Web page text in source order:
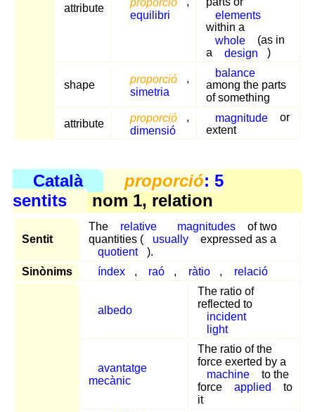
attribute
equilibri
elements
within a
whole
(as in
a
design )
shape
proporció
,
simetria
balance
among the parts
of something
attribute
proporció
,
dimensió
magnitude
or
extent
Català proporció: 5
sentits
nom 1, relation
Sentit
The relative magnitudes
of two
quantities (
usually
expressed as a
quotient
).
Sinònims
índex , raó , ràtio , relació
albedo
The ratio of
reflected to
incident
light
avantatge
mecànic
The ratio of the
force exerted by a
machine
to the
force
applied
to
it